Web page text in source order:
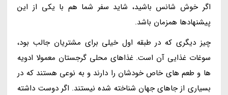
اگر خوش شانس باشید، شاید سفر شما هم با یکی از این
پیشنهادها همزمان باشد.
چیز دیگری که در طبقه اول خیلی برای مشتریان جالب بود،
سوغات غذایی آن است. غذاهای محلی گرجستان معمولا ادویه
ها و طعم های خاص خودشان را دارند و به نوعی هستند که در
بسیاری از جاهای جهان شناخته شده نیستند. اگر دوست داشته